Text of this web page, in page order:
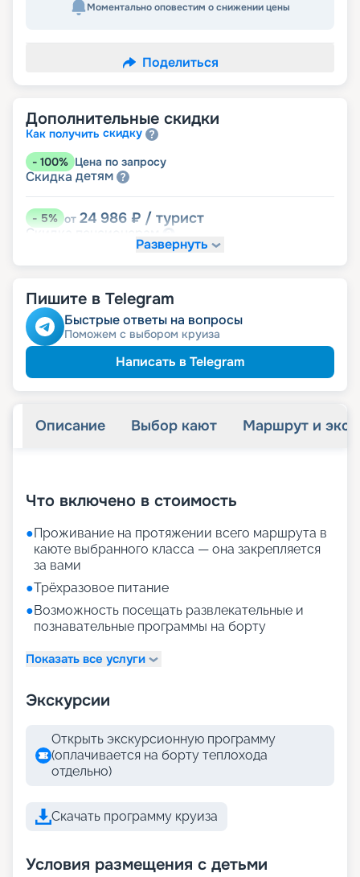
Моментально оповестим о снижении цены
Поделиться
Дополнительные скидки
Как получить скидку
- 100% Цена по запросу
Скидка детям
-5% от 24 986 ₽ / турист
Скидка
Развернуть
Пишите в Telegram
Быстрые ответы на вопросы
Поможем с выбором круиза
Написать в Telegram
Описание Выбор кают Маршрут и
Что включено в стоимость
●Проживание на протяжении всего маршрута в
каюте выбранного класса — она закрепляется
за вами
●Трёхразовое питание
●Возможность посещать развлекательные и
познавательные программы на борту
Показать все услуги
Экскурсии
Открыть экскурсионную программу
(оплачивается на борту теплохода
отдельно)
Скачать программу круиза
Условия размещения с детьми